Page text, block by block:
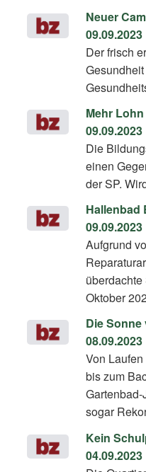
Neuer
09.09.2023
Der frisch
Mehr
09.09.2023
Die
einen
der SP.
Hallenbad
09.09.2023
Aufgrund
Oktober
Die
08.09.2023
Von
bis zum
sogar
Kein
04.09.2023